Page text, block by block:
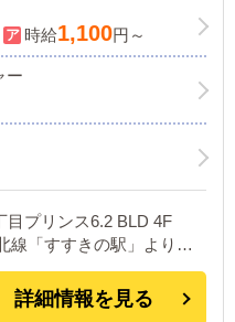
時給1,100円～
ー
目プリンス6.2 BLD 4F
詳細情報を見る